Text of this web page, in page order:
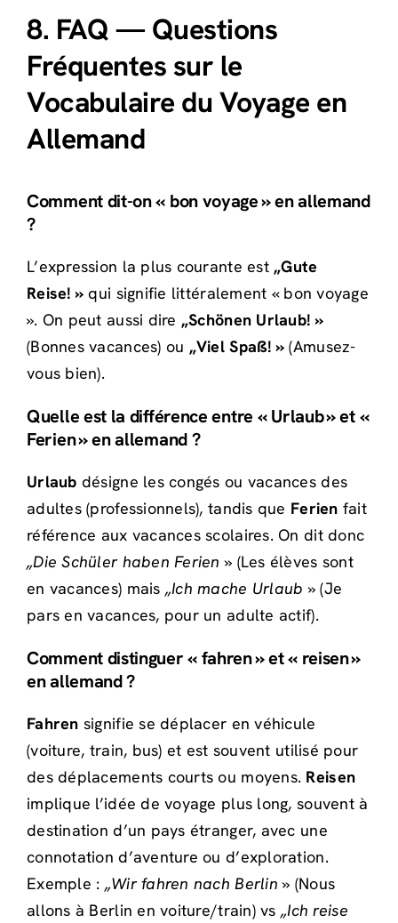
8. FAQ — Questions
Fréquentes sur le
Vocabulaire du Voyage en
Allemand
Comment dit-on « bon voyage » en allemand
?
L’expression la plus courante est „Gute
Reise! » qui signifie littéralement « bon voyage
». On peut aussi dire „Schönen Urlaub! »
(Bonnes vacances) ou „Viel Spaß! » (Amusez-
vous bien).
Quelle est la différence entre « Urlaub » et «
Ferien » en allemand ?
Urlaub désigne les congés ou vacances des
adultes (professionnels), tandis que Ferien fait
référence aux vacances scolaires. On dit donc
„Die Schüler haben Ferien » (Les élèves sont
en vacances) mais „Ich mache Urlaub » (Je
pars en vacances, pour un adulte actif).
Comment distinguer « fahren » et « reisen »
en allemand ?
Fahren signifie se déplacer en véhicule
(voiture, train, bus) et est souvent utilisé pour
des déplacements courts ou moyens. Reisen
implique l’idée de voyage plus long, souvent à
destination d’un pays étranger, avec une
connotation d’aventure ou d’exploration.
Exemple : „Wir fahren nach Berlin » (Nous
allons à Berlin en voiture/train) vs „Ich reise